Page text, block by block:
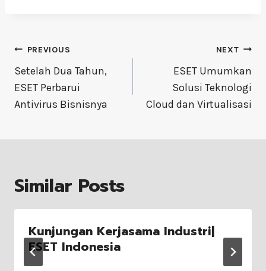
Post
navigation
PREVIOUS
Setelah Dua Tahun,
ESET Perbarui
Antivirus Bisnisnya
NEXT
ESET Umumkan
Solusi Teknologi
Cloud dan Virtualisasi
Similar Posts
Kunjungan Kerjasama Industri|
ESET Indonesia